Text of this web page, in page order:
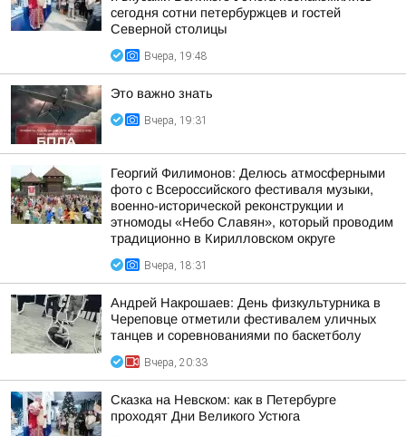
сегодня сотни петербуржцев и гостей
Северной столицы
Вчера, 19:48
Это важно знать
Вчера, 19:31
Георгий Филимонов: Делюсь атмосферными
фото с Всероссийского фестиваля музыки,
военно-исторической реконструкции и
этномоды «Небо Славян», который проводим
традиционно в Кирилловском округе
Вчера, 18:31
Андрей Накрошаев: День физкультурника в
Череповце отметили фестивалем уличных
танцев и соревнованиями по баскетболу
Вчера, 20:33
Сказка на Невском: как в Петербурге
проходят Дни Великого Устюга